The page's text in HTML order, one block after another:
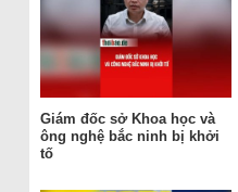
Giám đốc sở Khoa học và
ông nghệ bắc ninh bị khởi
tố